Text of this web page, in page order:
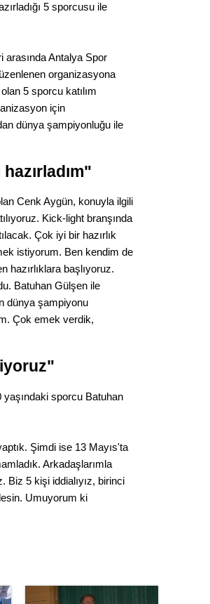
5 sporcusu ile
arasında Antalya Spor
organizasyona
5 sporcu katılım
için
dünya şampiyonluğu ile
Cenk Aygün, konuyla ilgili
Kick-light branşında
Çok iyi bir hazırlık
istiyorum. Ben kendim de
hazırlıklara başlıyoruz.
Batuhan Gülşen ile
dünya şampiyonu
Çok emek verdik,
yaşındaki sporcu Batuhan
Şimdi ise 13 Mayıs'ta
Arkadaşlarımla
Biz 5 kişi iddialıyız, birinci
Umuyorum ki